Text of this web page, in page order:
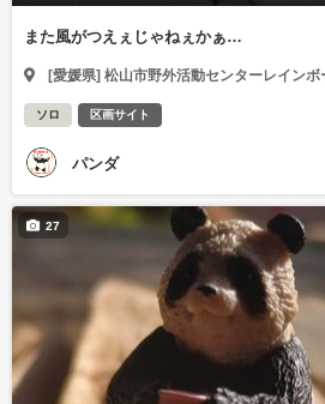
また風がつえぇじゃねぇかぁ…
[愛媛県] 松山市野外活動センターレインボ
ソロ 区画サイト
パンダ
27